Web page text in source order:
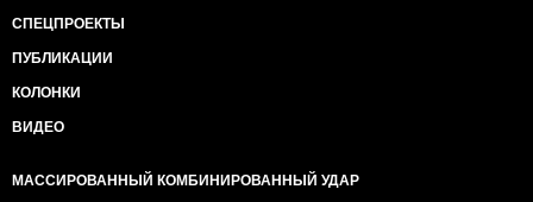
СПЕЦПРОЕКТЫ
ПУБЛИКАЦИИ
КОЛОНКИ
ВИДЕО
МАССИРОВАННЫЙ КОМБИНИРОВАННЫЙ УДАР